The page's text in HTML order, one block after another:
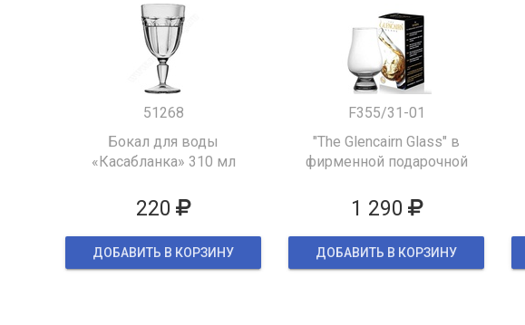
51268
Бокал для воды
«Касабланка» 310 мл
220
ДОБАВИТЬ В КОРЗИНУ
F355/31-01
"The Glencairn Glass" в
фирменной подарочной
1 290
ДОБАВИТЬ В КОРЗИНУ